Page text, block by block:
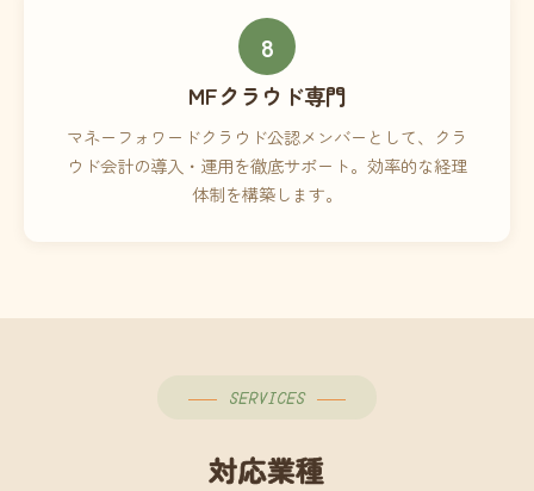
8
MFクラウド専門
マネーフォワードクラウド公認メンバーとして、クラ
ウド会計の導入・運用を徹底サポート。効率的な経理
体制を構築します。
SERVICES
対応業種